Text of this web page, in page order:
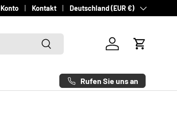
Versand - Deutschlandweit innerhalb von 1-3
Kontakt Land/Region
Deutschland (EUR €)
Suchen
Einloggen
Rufen Sie uns an